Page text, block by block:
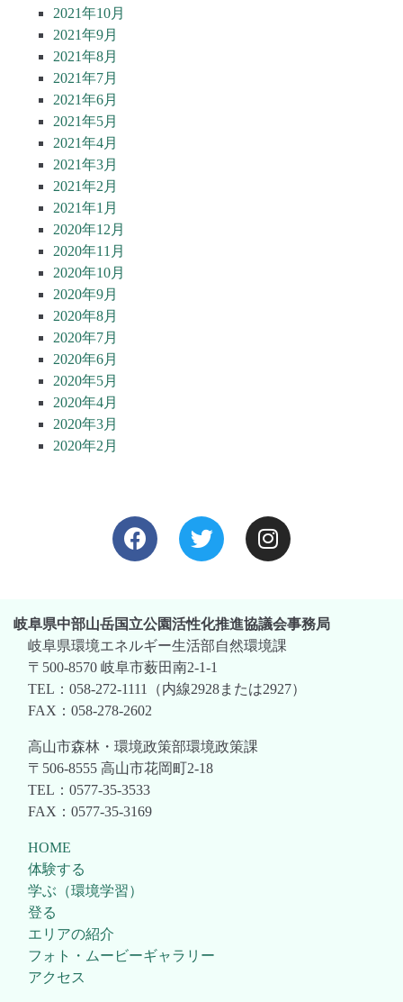
2021年10月
2021年9月
2021年8月
2021年7月
2021年6月
2021年5月
2021年4月
2021年3月
2021年2月
2021年1月
2020年12月
2020年11月
2020年10月
2020年9月
2020年8月
2020年7月
2020年6月
2020年5月
2020年4月
2020年3月
2020年2月
岐阜県中部山岳国立公園活性化推進協議会事務局
岐阜県環境エネルギー生活部自然環境課
〒500-8570 岐阜市薮田南2-1-1
TEL：058-272-1111（内線2928または2927）
FAX：058-278-2602
高山市森林・環境政策部環境政策課
〒506-8555 高山市花岡町2-18
TEL：0577-35-3533
FAX：0577-35-3169
HOME
体験する
学ぶ（環境学習）
登る
エリアの紹介
フォト・ムービーギャラリー
アクセス